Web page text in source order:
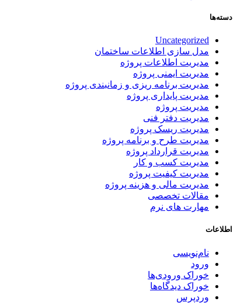
دسته‌ها
Uncategorized
مدل سازی اطلاعات ساختمان
مدیریت اطلاعات پروژه
مدیریت ایمنی پروژه
مدیریت برنامه ریزی و زمانبندی پروژه
مدیریت پایداری پروژه
مدیریت پروژه
مدیریت دفتر فنی
مدیریت ریسک پروژه
مدیریت طرح و برنامه پروژه
مدیریت قرارداد پروژه
مدیریت کسب و کار
مدیریت کیفیت پروژه
مدیریت مالی و هزینه پروژه
مقالات تخصصی
مهارت های نرم
اطلاعات
نام‌نویسی
ورود
خوراک ورودی‌ها
خوراک دیدگاه‌ها
وردپرس